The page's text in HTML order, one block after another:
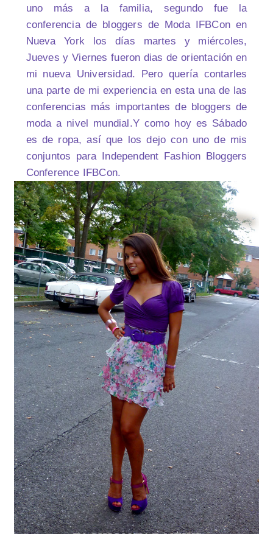
uno más a la familia, segundo fue la
conferencia de bloggers de Moda IFBCon en
Nueva York los días martes y miércoles,
Jueves y Viernes fueron dias de orientación en
mi nueva Universidad.
Pero quería contarles
una parte de mi experiencia en esta una de las
conferencias más importantes de bloggers de
moda a nivel mundial.Y como hoy es Sábado
es de ropa, así que los dejo con uno de mis
conjuntos para Independent Fashion Bloggers
Conference IFBCon.